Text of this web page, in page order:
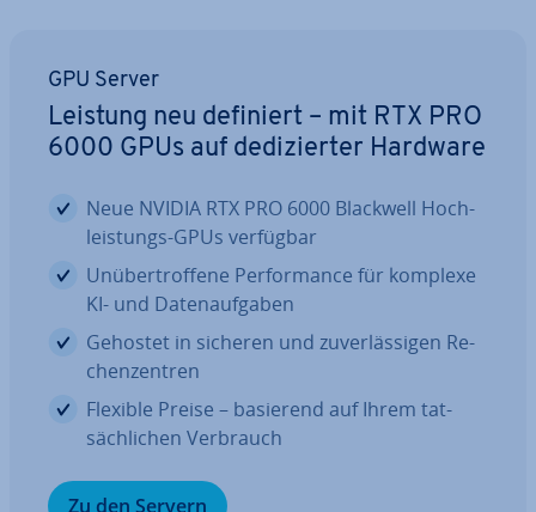
GPU Server
Leistung neu definiert – mit RTX PRO
6000 GPUs auf de­di­zier­ter Hardware
Neue NVIDIA RTX PRO 6000 Blackwell Hoch­
leis­tungs-GPUs verfügbar
Un­über­trof­fe­ne Per­for­mance für komplexe
KI- und Da­ten­auf­ga­ben
Gehostet in sicheren und zu­ver­läs­si­gen Re­
chen­zen­tren
Flexible Preise – basierend auf Ihrem tat­
säch­li­chen Verbrauch
Zu den Servern